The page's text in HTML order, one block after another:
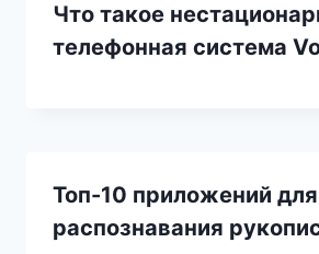
Что такое
телефонная система
Топ-10 приложений для
распознавания